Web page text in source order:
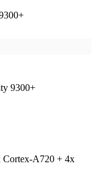
9300+
A720 + 4x